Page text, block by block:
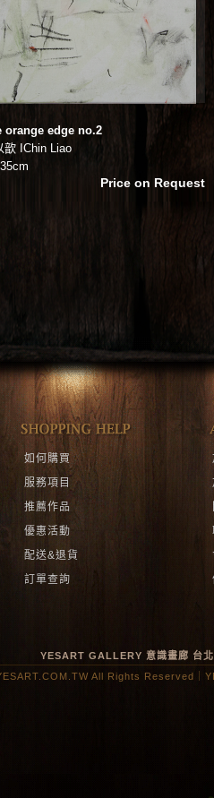
orange edge no.2
歆 IChin Liao
Price on Request
如何購買
服務項目
推薦作品
優惠活動
配送&退貨
訂單查詢
YESART GALLERY 意識畫廊 台
All Rights Reserved｜